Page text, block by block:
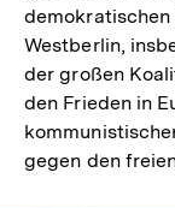
demokratischen
Westberlin,
der großen
den Frieden in
gegen den